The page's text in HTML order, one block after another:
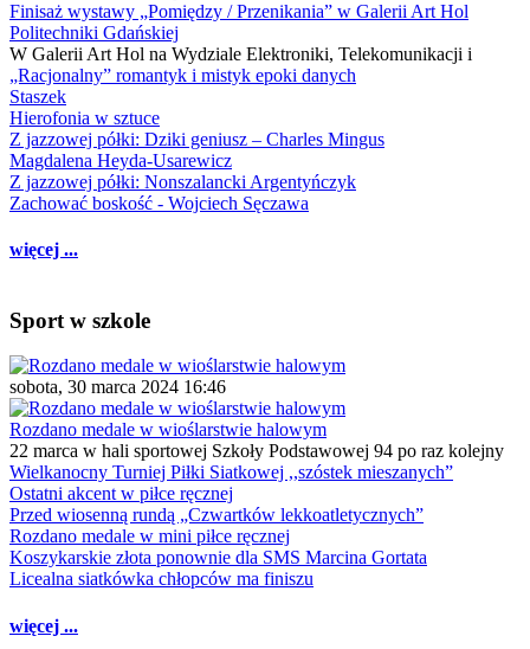
Finisaż wystawy „Pomiędzy / Przenikania” w Galerii Art Hol
Politechniki Gdańskiej
W Galerii Art Hol na Wydziale Elektroniki, Telekomunikacji i
„Racjonalny” romantyk i mistyk epoki danych
Staszek
Hierofonia w sztuce
Z jazzowej półki: Dziki geniusz – Charles Mingus
Magdalena Heyda-Usarewicz
Z jazzowej półki: Nonszalancki Argentyńczyk
Zachować boskość - Wojciech Sęczawa
więcej ...
Sport w szkole
sobota, 30 marca 2024 16:46
Rozdano medale w wioślarstwie halowym
22 marca w hali sportowej Szkoły Podstawowej 94 po raz kolejny
Wielkanocny Turniej Piłki Siatkowej ,,szóstek mieszanych”
Ostatni akcent w piłce ręcznej
Przed wiosenną rundą „Czwartków lekkoatletycznych”
Rozdano medale w mini piłce ręcznej
Koszykarskie złota ponownie dla SMS Marcina Gortata
Licealna siatkówka chłopców ma finiszu
więcej ...